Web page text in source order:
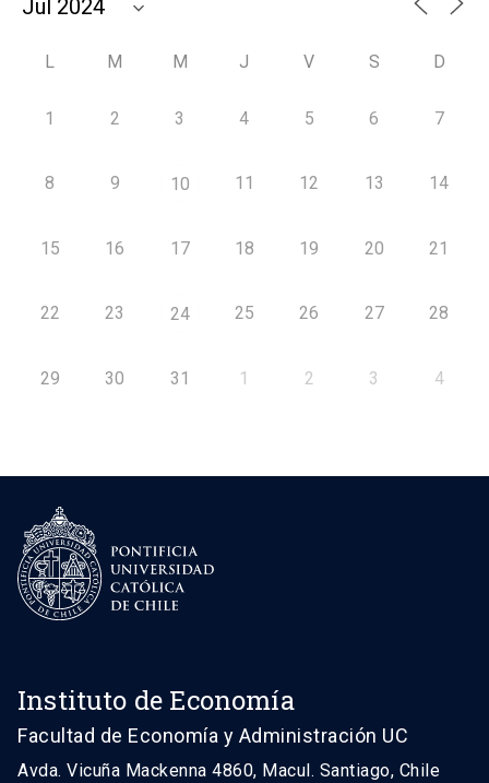
L M M J V S D
1 2 3 4 5 6 7
8 9 10 11 12 13 14
15 16 17 18 19 20 21
22 23 24 25 26 27 28
29 30 31 1 2 3 4
Instituto de Economía
Facultad de Economía y Administración UC
Avda. Vicuña Mackenna 4860, Macul. Santiago, Chile